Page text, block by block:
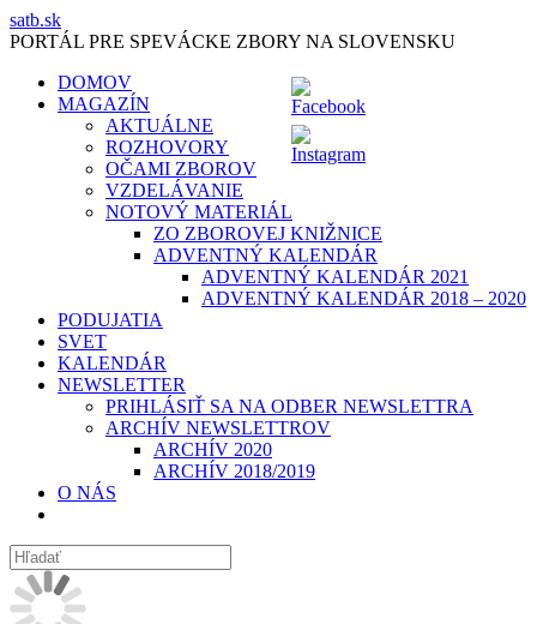
Skip
to
satb.sk
PORTÁL PRE SPEVÁCKE ZBORY NA SLOVENSKU
DOMOV
MAGAZÍN
AKTUÁLNE
ROZHOVORY
OČAMI ZBOROV
VZDELÁVANIE
NOTOVÝ MATERIÁL
ZO ZBOROVEJ KNIŽNICE
ADVENTNÝ KALENDÁR
ADVENTNÝ KALENDÁR 2021
ADVENTNÝ KALENDÁR 2018 – 2020
PODUJATIA
SVET
KALENDÁR
NEWSLETTER
PRIHLÁSIŤ SA NA ODBER NEWSLETTRA
ARCHÍV NEWSLETTROV
ARCHÍV 2020
ARCHÍV 2018/2019
O NÁS